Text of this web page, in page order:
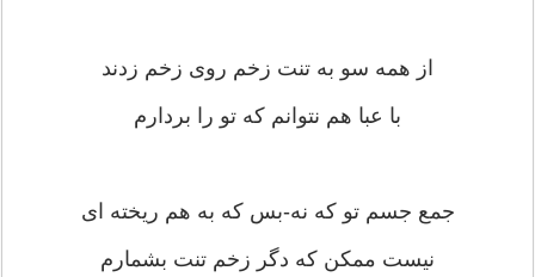
از همه سو به تنت زخم روی زخم زدند
با عبا هم نتوانم که تو را بردارم
جمع جسم تو که نه-بس که به هم ریخته ای
نیست ممکن که دگر زخم تنت بشمارم